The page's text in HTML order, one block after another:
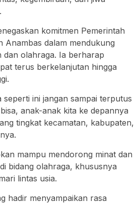
komitmen Pemerintah
Anambas dalam mendukung
dan olahraga. Ia berharap
terus berkelanjutan hingga
seperti ini jangan sampai terputus
anak-anak kita ke depannya
tingkat kecamatan, kabupaten,
mampu mendorong minat dan
bidang olahraga, khususnya
lintas usia.
hadir menyampaikan rasa